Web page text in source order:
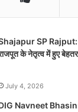
SP Rajput:
के नेतृत्व में हुए बेहतर
July 4, 2026
Navneet